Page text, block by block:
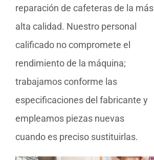
reparación de cafeteras de la más
alta calidad. Nuestro personal
calificado no compromete el
rendimiento de la máquina;
trabajamos conforme las
especificaciones del fabricante y
empleamos piezas nuevas
cuando es preciso sustituirlas.